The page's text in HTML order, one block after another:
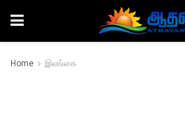
Home இலங்கை